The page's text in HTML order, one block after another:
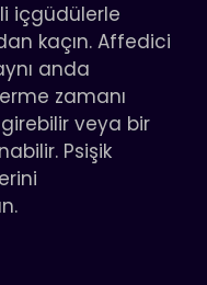
içgüdülerle
kaçın. Affedici
anda
zamanı
veya bir
Psişik